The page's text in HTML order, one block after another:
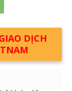
DỊCH